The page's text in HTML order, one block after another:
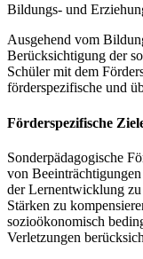
Bildungs- und
Ausgehend vom
Berücksichtigung der
Schüler mit dem
förderspezifische und
Förderspezifische
Sonderpädagogische
von
der Lernentwicklung
Stärken zu
sozioökonomisch
Verletzungen